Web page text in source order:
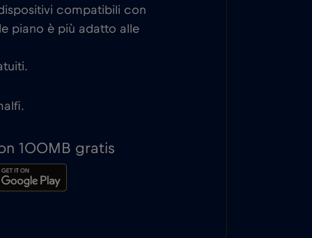
compatibili con
piano è più adatto alle
100MB gratis